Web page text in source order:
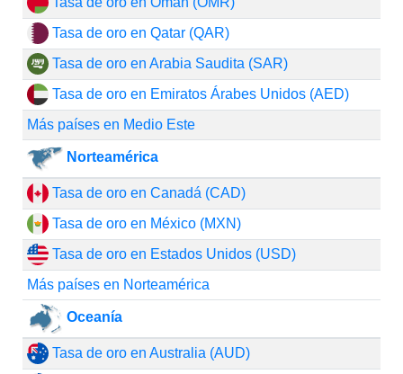
Tasa de oro en Qatar (QAR)
Tasa de oro en Arabia Saudita (SAR)
Tasa de oro en Emiratos Árabes Unidos (AED)
Más países en Medio Este
Norteamérica
Tasa de oro en Canadá (CAD)
Tasa de oro en México (MXN)
Tasa de oro en Estados Unidos (USD)
Más países en Norteamérica
Oceanía
Tasa de oro en Australia (AUD)